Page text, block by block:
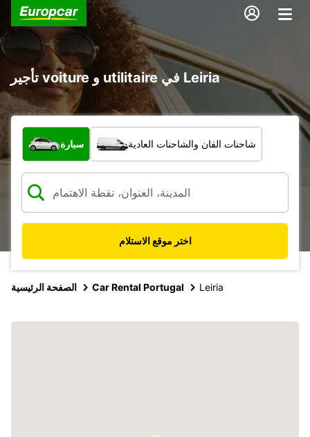
تأجير voiture و utilitaire في Leiria
ما نوع المركبة؟
سيارة شاحنات الفان والشاحنات العادية
اختر موقع الاستلام
الصفحة الرئيسية Car Rental Portugal Leiria